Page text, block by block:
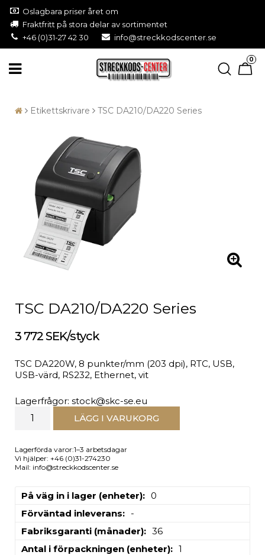
Oslagbara priser året om
Fraktfritt på stora delar av sortimentet
+46 (0)31-27 42 30
info@streckkodscenter.se
0
Etikettskrivare TSC DA210/DA220 Series
TSC DA210/DA220 Series
3 772 SEK/styck
TSC DA220W, 8 punkter/mm (203 dpi), RTC, USB,
USB-värd, RS232, Ethernet, vit
Lagerfrågor: stock@skc-se.eu
LÄGG I VARUKORG
Lagerförda varor:1–3 arbetsdagar
Vi hjälper: +46 (0)31-274230
Mail: info@streckkodscenter.se
På väg in i lager (enheter)
0
Förväntad inleverans
-
Fabriksgaranti (månader)
36
Antal i förpackningen (enheter)
1